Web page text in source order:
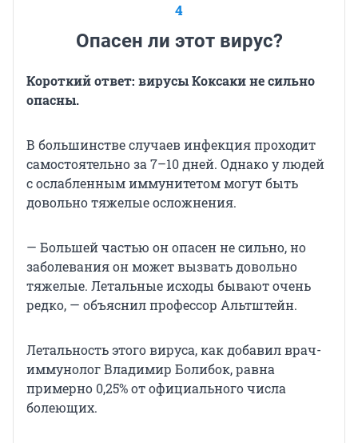
4
Опасен ли этот вирус?
Короткий ответ: вирусы Коксаки не сильно
опасны.
В большинстве случаев инфекция проходит
самостоятельно за 7–10 дней. Однако у людей
с ослабленным иммунитетом могут быть
довольно тяжелые осложнения.
— Большей частью он опасен не сильно, но
заболевания он может вызвать довольно
тяжелые. Летальные исходы бывают очень
редко, — объяснил профессор Альтштейн.
Летальность этого вируса, как добавил врач-
иммунолог Владимир Болибок, равна
примерно 0,25% от официального числа
болеющих.